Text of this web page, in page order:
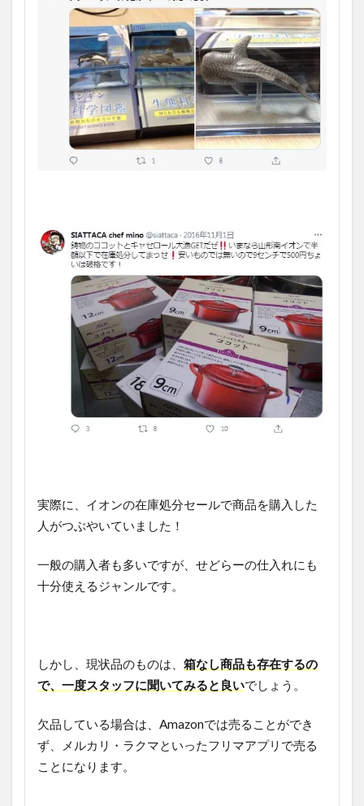
実際に、イオンの在庫処分セールで商品を購入した
人がつぶやいていました！
一般の購入者も多いですが、せどらーの仕入れにも
十分使えるジャンルです。
しかし、現状品のものは、 箱なし商品も存在するの
で、一度スタッフに聞いてみると良いでしょう。
欠品している場合は、Amazonでは売ることができ
ず、メルカリ・ラクマといったフリマアプリで売る
ことになります。